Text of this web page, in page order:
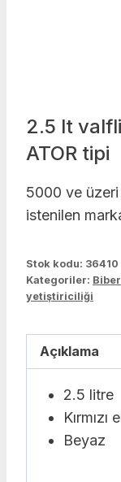
2.5 lt
ATOR tipi
5000 ve üzeri
istenilen
Stok kodu: 36410
Kategoriler:
yetiştiriciliği
Açıklama
2.5 litre
Kırmızı
Beyaz